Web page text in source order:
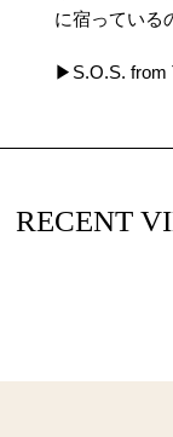
に宿っている
▶S.O.S. from
RECENT